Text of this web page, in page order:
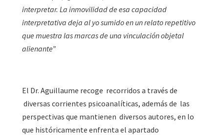
interpretar. La inmovilidad de esa capacidad
interpretativa deja al yo sumido en un relato repetitivo
que muestra las marcas de una vinculación objetal
alienante”
El Dr. Aguillaume recoge recorridos a través de
diversas corrientes psicoanalíticas, además de las
perspectivas que mantienen diversos autores, en lo
que históricamente enfrenta el apartado